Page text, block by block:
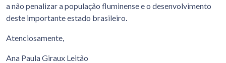
a não penalizar a população fluminense e o desenvolvimento
deste importante estado brasileiro.
Atenciosamente,
Ana Paula Giraux Leitão